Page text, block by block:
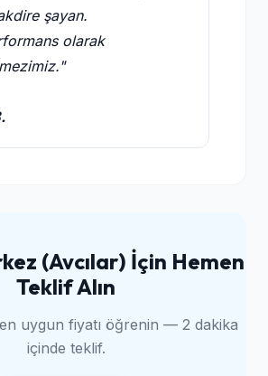
şayan.
olarak
(Avcılar) İçin Hemen
Teklif Alın
uygun fiyatı öğrenin — 2 dakika
içinde teklif.